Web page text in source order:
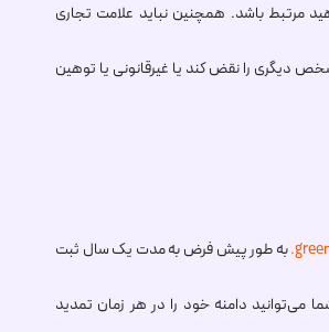
مرتبط باشد. همچنین نباید علامت تجاری
دیگری را نقض کند یا غیرقانونی یا توهین
به طور پیش فرض به مدت یک سال ثبت
می‌توانید دامنه خود را در هر زمان تمدید